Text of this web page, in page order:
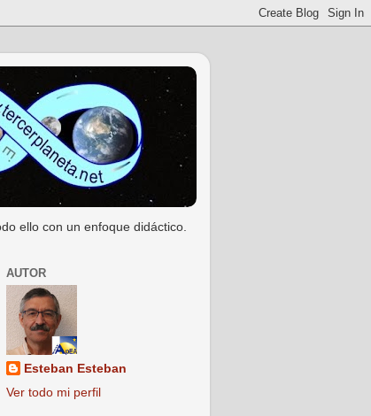
ello con un enfoque didáctico.
AUTOR
Esteban Esteban
Ver todo mi perfil